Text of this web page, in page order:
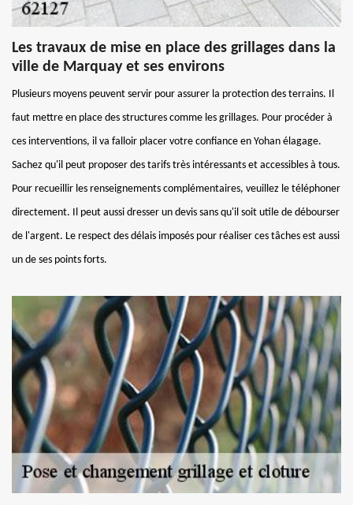
Les travaux de mise en place des grillages dans la
ville de Marquay et ses environs
Plusieurs moyens peuvent servir pour assurer la protection des terrains. Il
faut mettre en place des structures comme les grillages. Pour procéder à
ces interventions, il va falloir placer votre confiance en Yohan élagage.
Sachez qu'il peut proposer des tarifs très intéressants et accessibles à tous.
Pour recueillir les renseignements complémentaires, veuillez le téléphoner
directement. Il peut aussi dresser un devis sans qu'il soit utile de débourser
de l'argent. Le respect des délais imposés pour réaliser ces tâches est aussi
un de ses points forts.